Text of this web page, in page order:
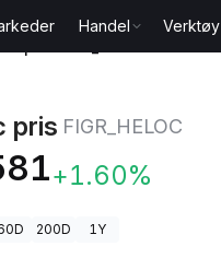
Handel Verktøy
pris FIGR_HELOC
+1.60%
200D 1Y